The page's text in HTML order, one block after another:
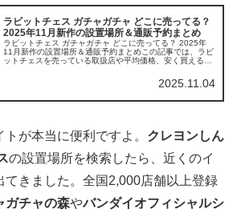
ラビットチェス ガチャガチャ どこに売ってる？
2025年11月新作の設置場所＆通販予約まとめ
ラビットチェス ガチャガチャ どこに売ってる？ 2025年
11月新作の設置場所＆通販予約まとめこの記事では、ラビ
ットチェスを売っている取扱店や平均価格、安く買える場
2025.11.04
が本当に便利ですよ。 クレヨンしん
の設置場所を検索したら、近くのイ
てきました。全国2,000店舗以上登録
ガチャの森やバンダイオフィシャルシ